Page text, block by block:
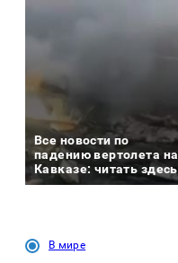
Все новости по
падению вертолета на
Кавказе: читать здесь
В мире